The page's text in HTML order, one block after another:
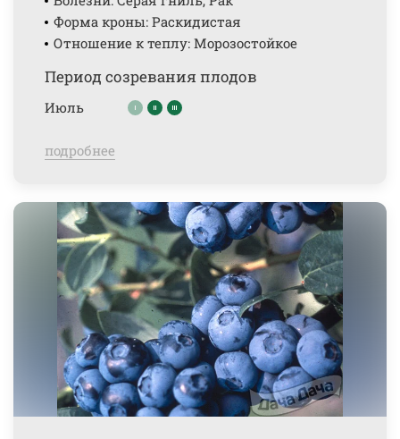
Форма кроны: Раскидистая
Отношение к теплу: Морозостойкое
Период созревания плодов
Июль
подробнее